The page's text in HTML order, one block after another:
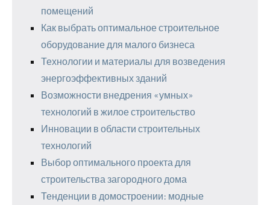
помещений
Как выбрать оптимальное строительное
оборудование для малого бизнеса
Технологии и материалы для возведения
энергоэффективных зданий
Возможности внедрения «умных»
технологий в жилое строительство
Инновации в области строительных
технологий
Выбор оптимального проекта для
строительства загородного дома
Тенденции в домостроении: модные